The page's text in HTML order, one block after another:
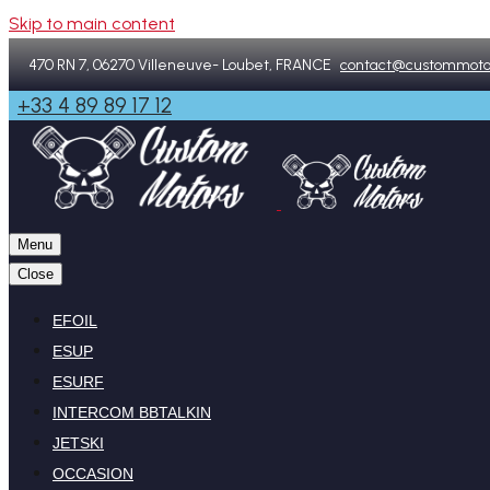
Skip to main content
470 RN 7, 06270 Villeneuve- Loubet, FRANCE
+33 4 89 89 17 12
Menu
Close
EFOIL
ESUP
ESURF
INTERCOM BBTALKIN
JETSKI
OCCASION